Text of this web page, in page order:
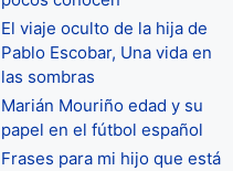
El viaje oculto de la hija de
Pablo Escobar, Una vida en
las sombras
Marián Mouriño edad y su
papel en el fútbol español
Frases para mi hijo que está